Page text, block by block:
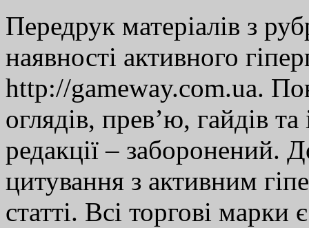
Передрук матеріалів з
наявності активного
http://gameway.com.ua.
оглядів, прев’ю, гайдів
редакції – заборонений.
цитування з активним
статті. Всі торгові марки